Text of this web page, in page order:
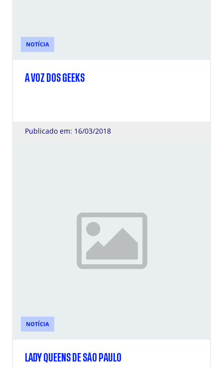
NOTÍCIA
A VOZ DOS GEEKS
Publicado em: 16/03/2018
NOTÍCIA
LADY QUEENS DE SÃO PAULO